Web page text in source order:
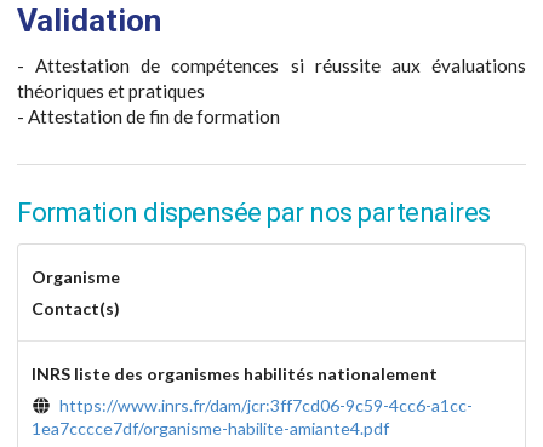
Validation
- Attestation de compétences si réussite aux évaluations
théoriques et pratiques
- Attestation de fin de formation
Formation dispensée par nos partenaires
Organisme
Contact(s)
INRS liste des organismes habilités nationalement
https://www.inrs.fr/dam/jcr:3ff7cd06-9c59-4cc6-a1cc-
1ea7cccce7df/organisme-habilite-amiante4.pdf